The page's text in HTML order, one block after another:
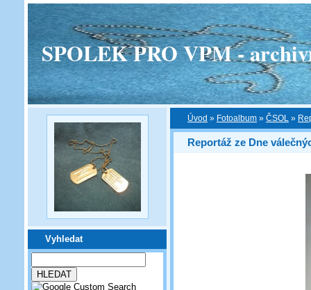
SPOLEK PRO VPM -
Vyhledat
Úvod » Fotoalbum » ČSOL »
Reportáž ze Dne